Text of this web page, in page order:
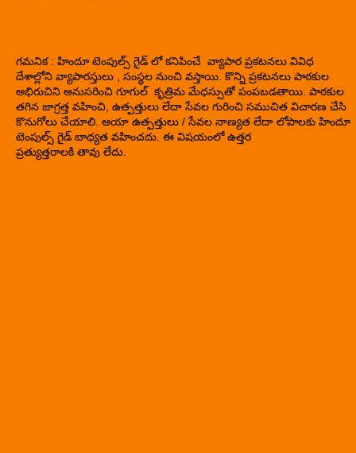
గమనిక : హిందూ టెంపుల్స్ గైడ్ లో కనిపించే వ్యాపార ప్రకటనలు వివిధ
దేశాల్లోని వ్యాపారస్తులు , సంస్థల నుంచి వస్తాయి. కొన్ని ప్రకటనలు పాఠకుల
అభిరుచిని అనుసరించి గూగుల్ కృత్రిమ మేధస్సుతో పంపబడతాయి. పాఠకుల
తగిన జాగ్రత్త వహించి, ఉత్పత్తులు లేదా సేవల గురించి సముచిత విచారణ చేసి
కొనుగోలు చేయాలి. ఆయా ఉత్పత్తులు / సేవల నాణ్యత లేదా లోపాలకు హిందూ
టెంపుల్స్ గైడ్ బాధ్యత వహించదు. ఈ విషయంలో ఉత్తర
ప్రత్యుత్తరాలకి తావు లేదు.